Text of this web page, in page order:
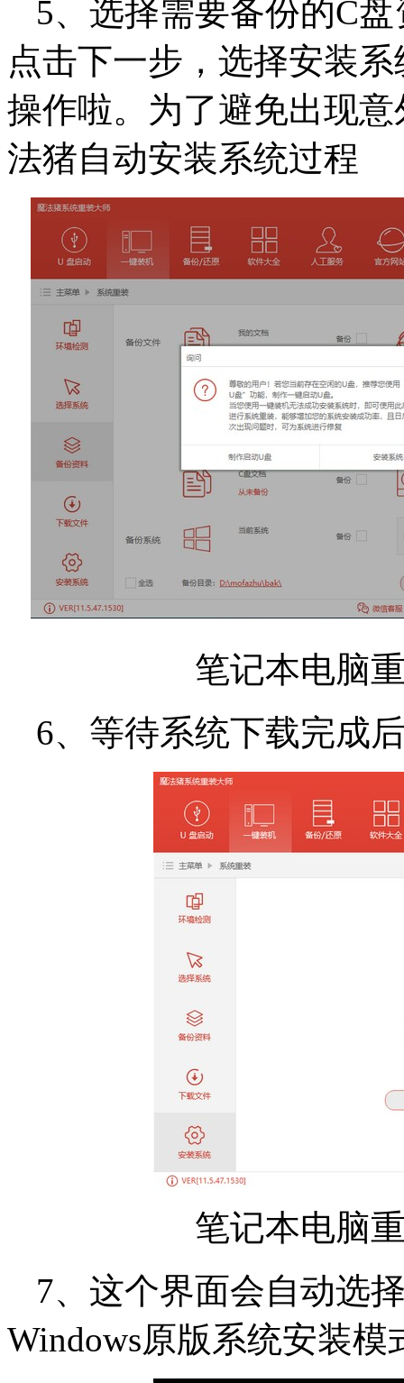
5、选择需要备份的C
点击下一步，选择安装
操作啦。为了避免出现
法猪自动安装系统过程
笔记本电脑
6、等待系统下载完成
笔记本电脑
7、这个界面会自动选
Windows原版系统安装模